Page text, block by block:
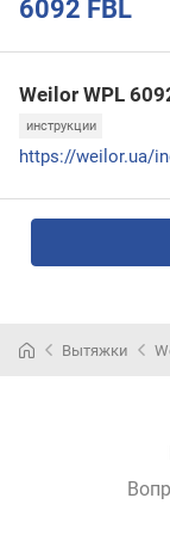
6092 FBL
Weilor WPL
инструкции
Вытяжки